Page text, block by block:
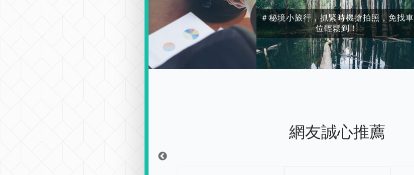
＃秘境小旅行，抓緊時機搶拍照，免找車
位輕鬆到！
網友誠心推薦